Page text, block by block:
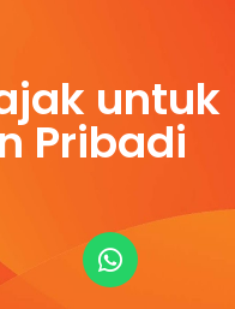
untuk
Pribadi